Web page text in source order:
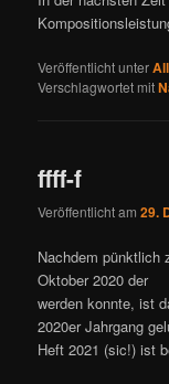
Veröffentlicht unter
Verschlagwortet mit
ffff-f
Veröffentlicht am29.
Nachdem pünktlich
Oktober 2020 der
werden konnte, ist
2020er Jahrgang
Heft 2021 (sic!) ist